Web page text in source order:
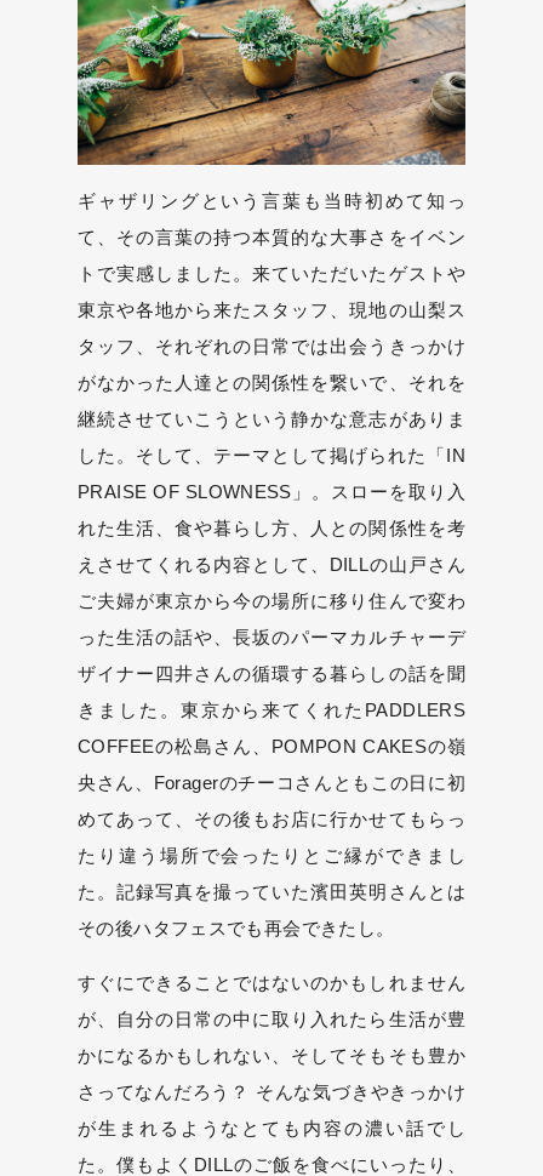
ギャザリングという言葉も当時初めて知っ
て、その言葉の持つ本質的な大事さをイベン
トで実感しました。来ていただいたゲストや
東京や各地から来たスタッフ、現地の山梨ス
タッフ、それぞれの日常では出会うきっかけ
がなかった人達との関係性を繋いで、それを
継続させていこうという静かな意志がありま
した。そして、テーマとして掲げられた「IN
PRAISE OF SLOWNESS」。スローを取り入
れた生活、食や暮らし方、人との関係性を考
えさせてくれる内容として、DILLの山戸さん
ご夫婦が東京から今の場所に移り住んで変わ
った生活の話や、長坂のパーマカルチャーデ
ザイナー四井さんの循環する暮らしの話を聞
きました。東京から来てくれたPADDLERS
COFFEEの松島さん、POMPON CAKESの嶺
央さん、Foragerのチーコさんともこの日に初
めてあって、その後もお店に行かせてもらっ
たり違う場所で会ったりとご縁ができまし
た。記録写真を撮っていた濱田英明さんとは
その後ハタフェスでも再会できたし。
すぐにできることではないのかもしれません
が、自分の日常の中に取り入れたら生活が豊
かになるかもしれない、そしてそもそも豊か
さってなんだろう？ そんな気づきやきっかけ
が生まれるようなとても内容の濃い話でし
た。僕もよくDILLのご飯を食べにいったり、